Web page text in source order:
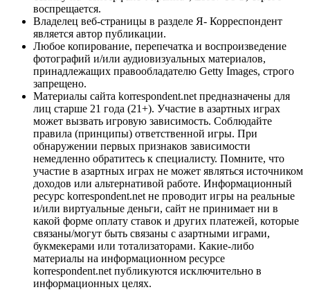
воспрещается.
Владелец веб-страницы в разделе Я- Корреспондент
является автор публикации.
Любое копирование, перепечатка и воспроизведение
фотографий и/или аудиовизуальных материалов,
принадлежащих правообладателю Getty Images, строго
запрещено.
Материалы сайта korrespondent.net предназначены для
лиц старше 21 года (21+). Участие в азартных играх
может вызвать игровую зависимость. Соблюдайте
правила (принципы) ответственной игры. При
обнаружении первых признаков зависимости
немедленно обратитесь к специалисту. Помните, что
участие в азартных играх не может являться источником
доходов или альтернативой работе. Информационный
ресурс korrespondent.net не проводит игры на реальные
и/или виртуальные деньги, сайт не принимает ни в
какой форме оплату ставок и других платежей, которые
связаны/могут быть связаны с азартными играми,
букмекерами или тотализаторами. Какие-либо
материалы на информационном ресурсе
korrespondent.net публикуются исключительно в
информационных целях.